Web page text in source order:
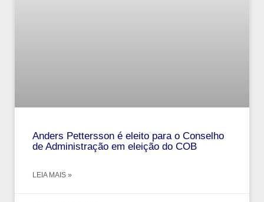
Anders Pettersson é eleito para o Conselho
de Administração em eleição do COB
LEIA MAIS »